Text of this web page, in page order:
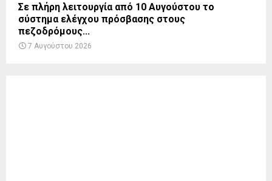
Σε πλήρη λειτουργία από 10 Αυγούστου το
σύστημα ελέγχου πρόσβασης στους
πεζοδρόμους...
7 Αυγούστου 2026